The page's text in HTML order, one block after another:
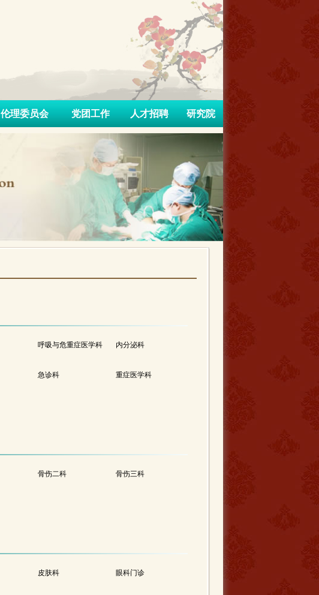
伦理委员会 党团工作 人才招聘 研究院
呼吸与危重症医学科 内分泌科
急诊科 重症医学科
骨伤二科 骨伤三科
皮肤科 眼科门诊